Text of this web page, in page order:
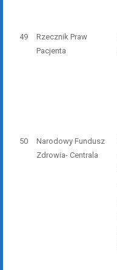
49
Rzecznik Praw
Pacjenta
50
Narodowy Fundusz
Zdrowia- Centrala